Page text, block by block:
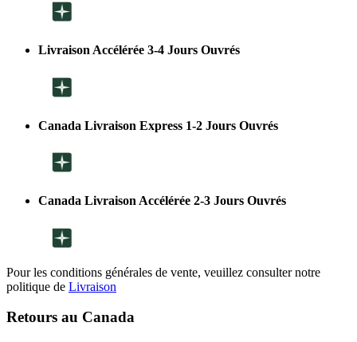
Livraison Accélérée 3-4 Jours Ouvrés
Canada Livraison Express 1-2 Jours Ouvrés
Canada Livraison Accélérée 2-3 Jours Ouvrés
Pour les conditions générales de vente, veuillez consulter notre
politique de Livraison
Retours au Canada